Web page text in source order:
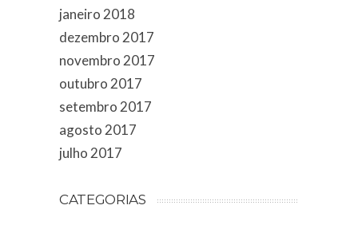
janeiro 2018
dezembro 2017
novembro 2017
outubro 2017
setembro 2017
agosto 2017
julho 2017
CATEGORIAS